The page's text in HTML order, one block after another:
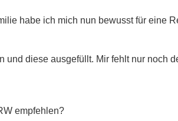
habe ich mich nun bewusst für eine
und diese ausgefüllt. Mir fehlt nur noch
empfehlen?